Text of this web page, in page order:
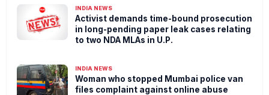
INDIA NEWS
Activist demands time-bound prosecution
in long-pending paper leak cases relating
to two NDA MLAs in U.P.
INDIA NEWS
Woman who stopped Mumbai police van
files complaint against online abuse